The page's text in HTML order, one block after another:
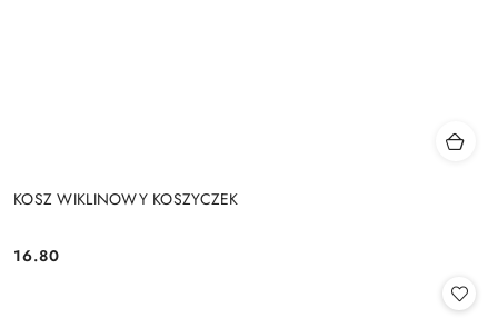
KOSZ WIKLINOWY KOSZYCZEK
Cena:
16.80